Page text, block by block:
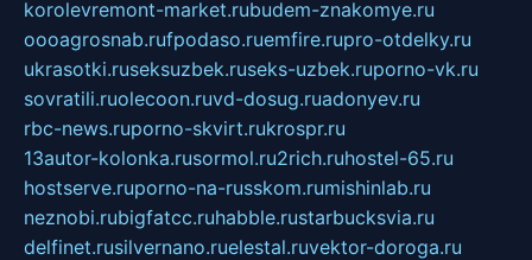
korolevremont-market.rubudem-znakomye.ru
oooagrosnab.rufpodaso.ruemfire.rupro-otdelky.ru
ukrasotki.ruseksuzbek.ruseks-uzbek.ruporno-vk.ru
sovratili.ruolecoon.ruvd-dosug.ruadonyev.ru
rbc-news.ruporno-skvirt.rukrospr.ru
13autor-kolonka.rusormol.ru2rich.ruhostel-65.ru
hostserve.ruporno-na-russkom.rumishinlab.ru
neznobi.rubigfatcc.ruhabble.rustarbucksvia.ru
delfinet.rusilvernano.ruelestal.ruvektor-doroga.ru